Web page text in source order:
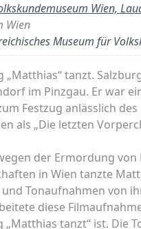
Wien,
Wien
Museum für
tanzt.
im Pinzgau. Er war
Festzug anlässlich
als „Die letzten
der Ermordung
in Wien tanzte
Tonaufnahmen von
diese
tanzt“ ist. Die